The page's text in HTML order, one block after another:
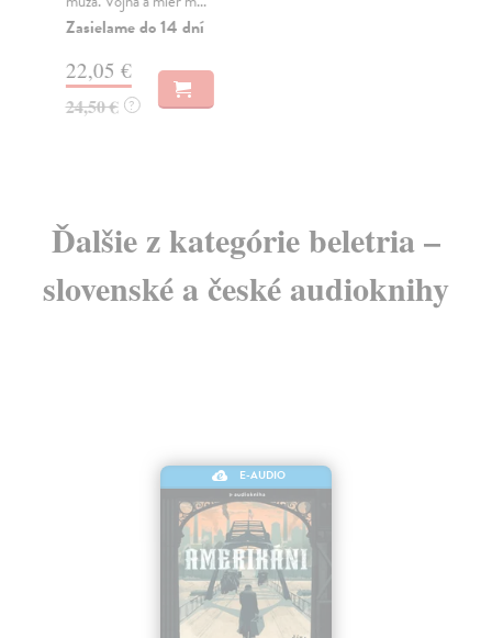
Zasielame do 14 dní
22,05 €
24,50 € ?
Ďalšie z kategórie beletria –
slovenské a české audioknihy
E-AUDIO